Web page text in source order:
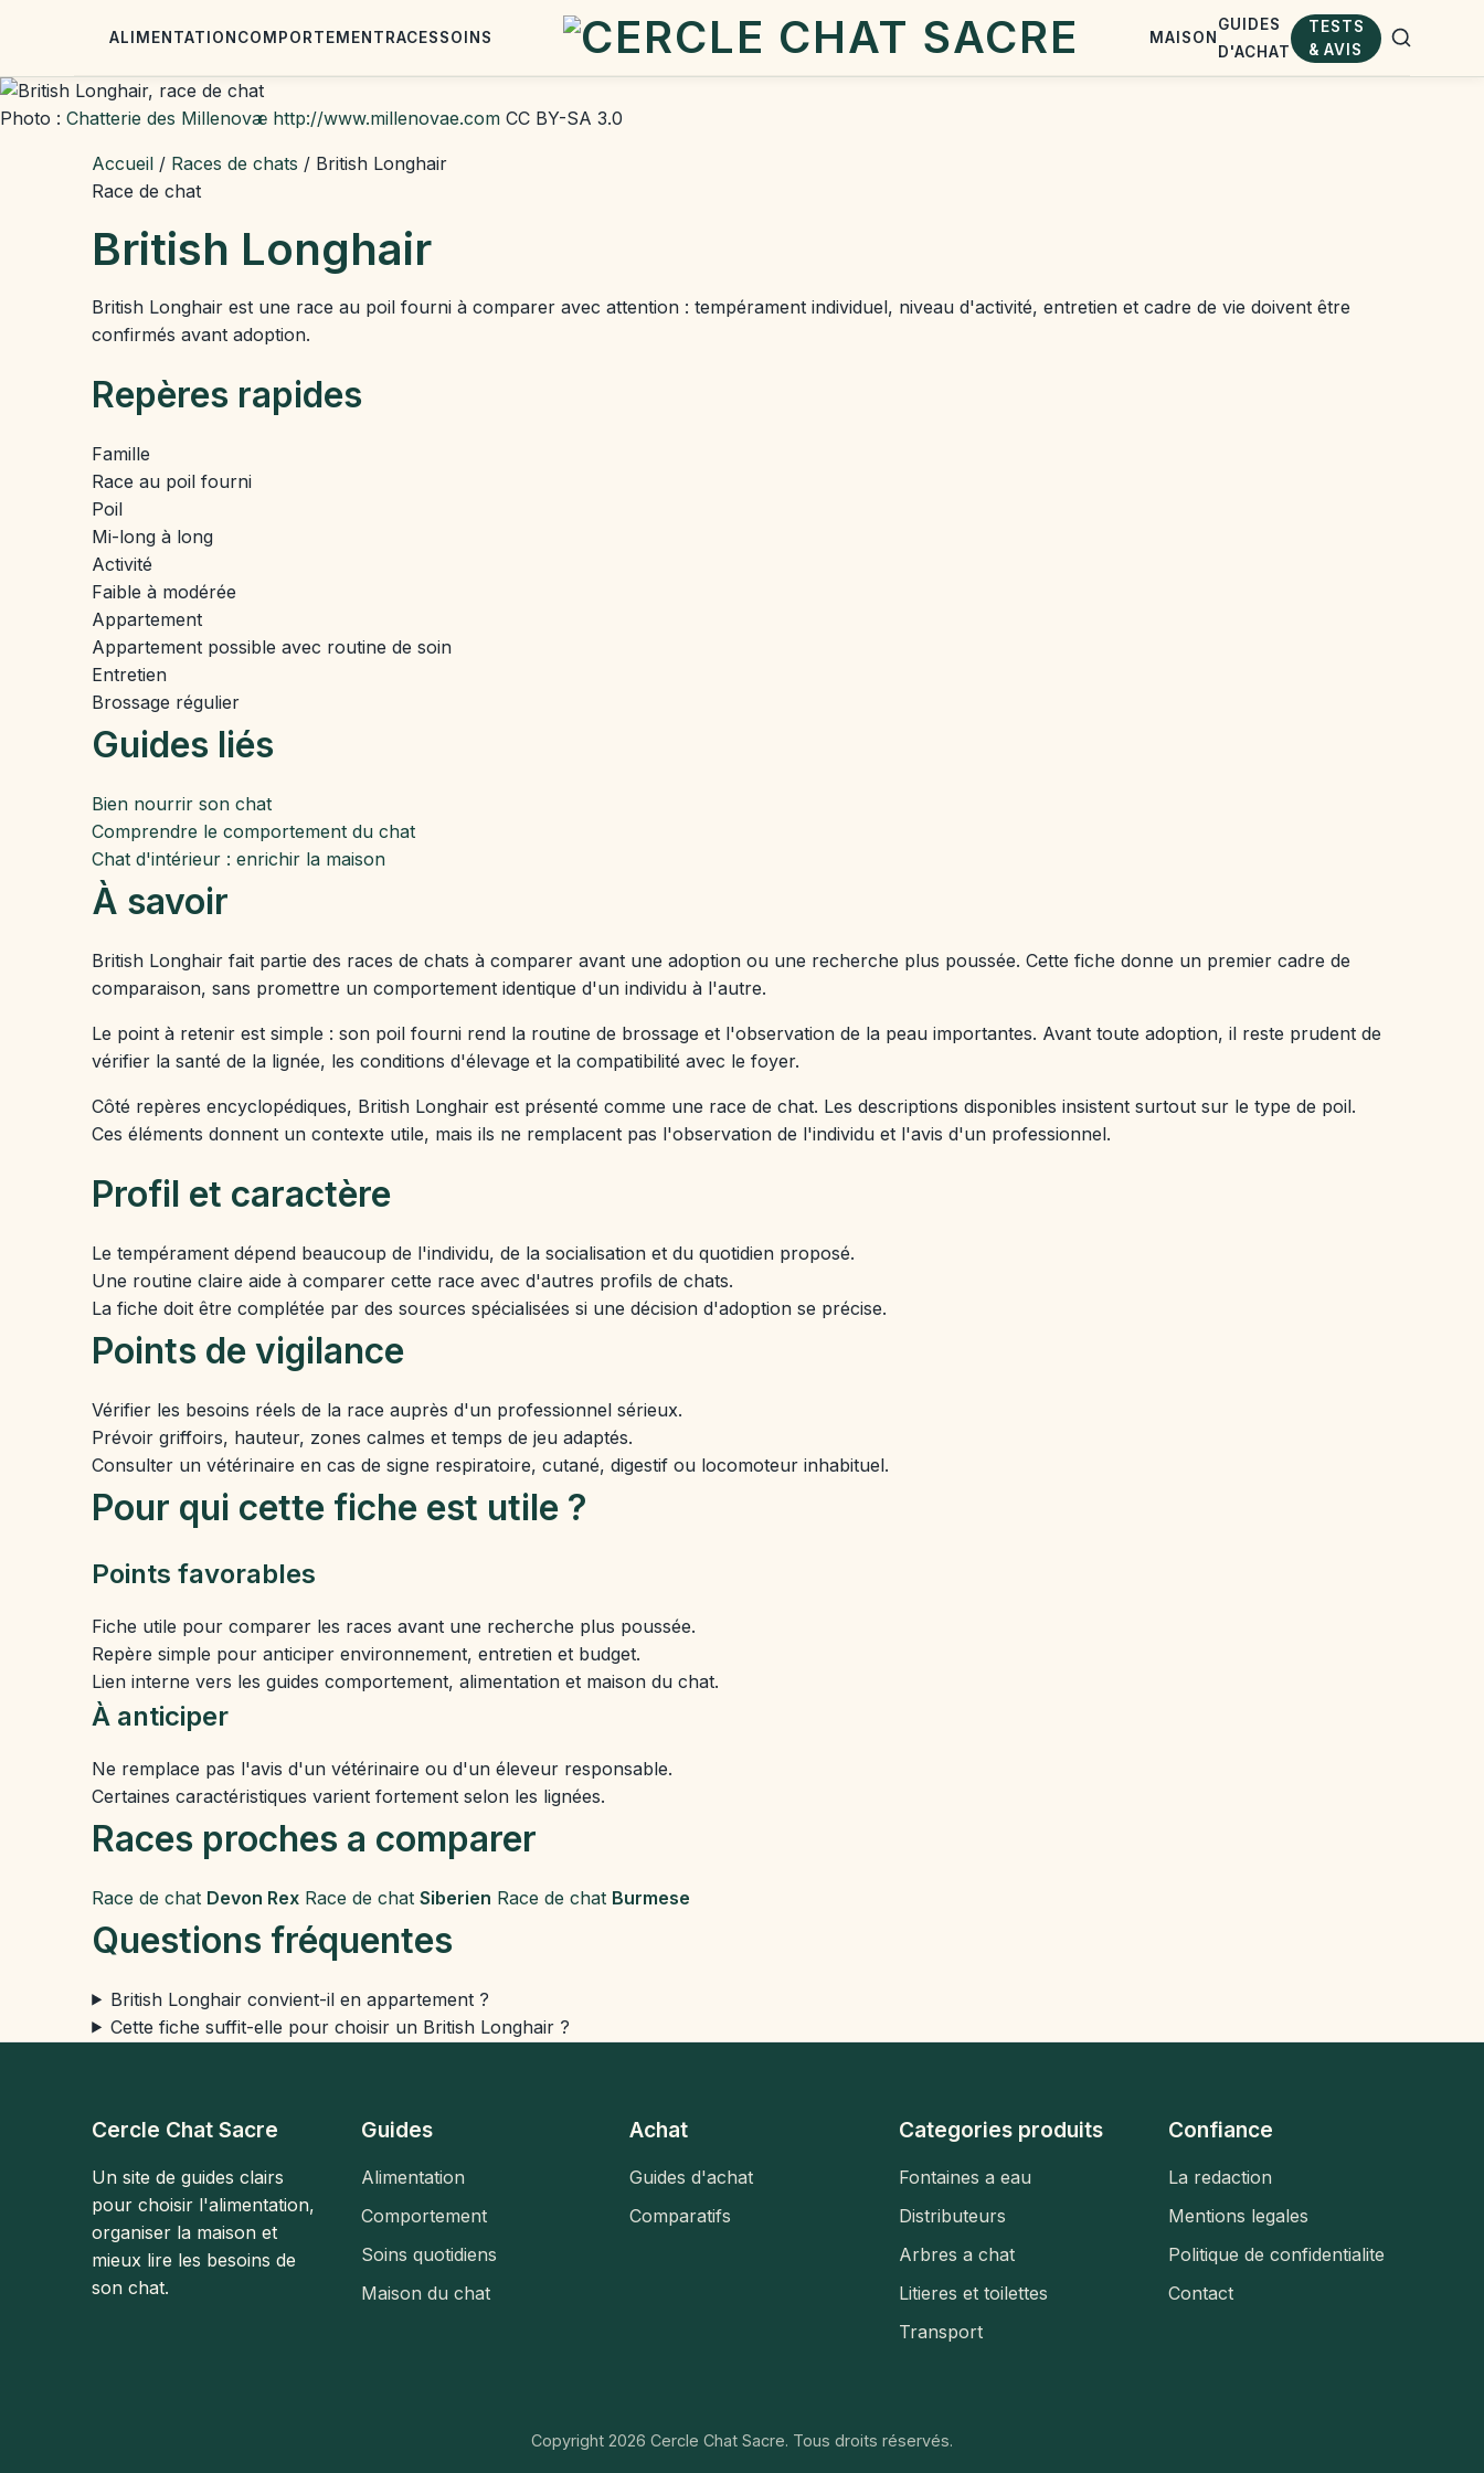
ALIMENTATION COMPORTEMENT RACESSOINS MAISON
GUIDES
D'ACHAT
TESTS
& AVIS
Photo : Chatterie des Millenovæ http://www.millenovae.com CC BY-SA 3.0
Accueil / Races de chats / British Longhair
Race de chat
British Longhair
British Longhair est une race au poil fourni à comparer avec attention : tempérament individuel, niveau d'activité, entretien et cadre de vie doivent être
confirmés avant adoption.
Repères rapides
Famille
Race au poil fourni
Poil
Mi-long à long
Activité
Faible à modérée
Appartement
Appartement possible avec routine de soin
Entretien
Brossage régulier
Guides liés
Bien nourrir son chat
Comprendre le comportement du chat
Chat d'intérieur : enrichir la maison
À savoir
British Longhair fait partie des races de chats à comparer avant une adoption ou une recherche plus poussée. Cette fiche donne un premier cadre de
comparaison, sans promettre un comportement identique d'un individu à l'autre.
Le point à retenir est simple : son poil fourni rend la routine de brossage et l'observation de la peau importantes. Avant toute adoption, il reste prudent de
vérifier la santé de la lignée, les conditions d'élevage et la compatibilité avec le foyer.
Côté repères encyclopédiques, British Longhair est présenté comme une race de chat. Les descriptions disponibles insistent surtout sur le type de poil.
Ces éléments donnent un contexte utile, mais ils ne remplacent pas l'observation de l'individu et l'avis d'un professionnel.
Profil et caractère
Le tempérament dépend beaucoup de l'individu, de la socialisation et du quotidien proposé.
Une routine claire aide à comparer cette race avec d'autres profils de chats.
La fiche doit être complétée par des sources spécialisées si une décision d'adoption se précise.
Points de vigilance
Vérifier les besoins réels de la race auprès d'un professionnel sérieux.
Prévoir griffoirs, hauteur, zones calmes et temps de jeu adaptés.
Consulter un vétérinaire en cas de signe respiratoire, cutané, digestif ou locomoteur inhabituel.
Pour qui cette fiche est utile ?
Points favorables
Fiche utile pour comparer les races avant une recherche plus poussée.
Repère simple pour anticiper environnement, entretien et budget.
Lien interne vers les guides comportement, alimentation et maison du chat.
À anticiper
Ne remplace pas l'avis d'un vétérinaire ou d'un éleveur responsable.
Certaines caractéristiques varient fortement selon les lignées.
Races proches a comparer
Race de chat Devon Rex Race de chat Siberien Race de chat Burmese
Questions fréquentes
British Longhair convient-il en appartement ?
Cette fiche suffit-elle pour choisir un British Longhair ?
Cercle Chat Sacre
Un site de guides clairs
pour choisir l'alimentation,
organiser la maison et
mieux lire les besoins de
son chat.
Guides
Alimentation
Comportement
Soins quotidiens
Maison du chat
Achat
Guides d'achat
Comparatifs
Categories produits
Fontaines a eau
Distributeurs
Arbres a chat
Litieres et toilettes
Transport
Confiance
La redaction
Mentions legales
Politique de confidentialite
Contact
Copyright 2026 Cercle Chat Sacre. Tous droits réservés.